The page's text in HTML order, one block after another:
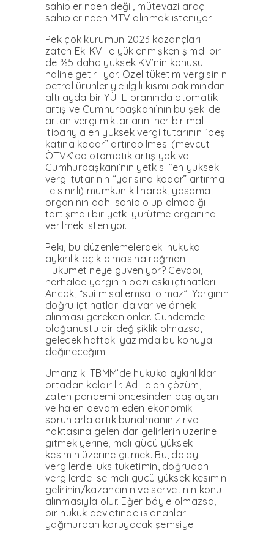
sahiplerinden değil, mütevazi araç
sahiplerinden MTV alınmak isteniyor.
Pek çok kurumun 2023 kazançları
zaten Ek-KV ile yüklenmişken şimdi bir
de %5 daha yüksek KV’nin konusu
haline getiriliyor. Özel tüketim vergisinin
petrol ürünleriyle ilgili kısmı bakımından
altı ayda bir YÜFE oranında otomatik
artış ve Cumhurbaşkanı’nın bu şekilde
artan vergi miktarlarını her bir mal
itibarıyla en yüksek vergi tutarının “beş
katına kadar” artırabilmesi (mevcut
ÖTVK’da otomatik artış yok ve
Cumhurbaşkanı’nın yetkisi “en yüksek
vergi tutarının “yarısına kadar” artırma
ile sınırlı) mümkün kılınarak, yasama
organının dahi sahip olup olmadığı
tartışmalı bir yetki yürütme organına
verilmek isteniyor.
Peki, bu düzenlemelerdeki hukuka
aykırılık açık olmasına rağmen
Hükümet neye güveniyor? Cevabı,
herhalde yargının bazı eski içtihatları.
Ancak, “sui misal emsal olmaz”. Yargının
doğru içtihatları da var ve örnek
alınması gereken onlar. Gündemde
olağanüstü bir değişiklik olmazsa,
gelecek haftaki yazımda bu konuya
değineceğim.
Umarız ki TBMM’de hukuka aykırılıklar
ortadan kaldırılır. Adil olan çözüm,
zaten pandemi öncesinden başlayan
ve halen devam eden ekonomik
sorunlarla artık bunalmanın zirve
noktasına gelen dar gelirlerin üzerine
gitmek yerine, mali gücü yüksek
kesimin üzerine gitmek. Bu, dolaylı
vergilerde lüks tüketimin, doğrudan
vergilerde ise mali gücü yüksek kesimin
gelirinin/kazancının ve servetinin konu
alınmasıyla olur. Eğer böyle olmazsa,
bir hukuk devletinde ıslananları
yağmurdan koruyacak şemsiye